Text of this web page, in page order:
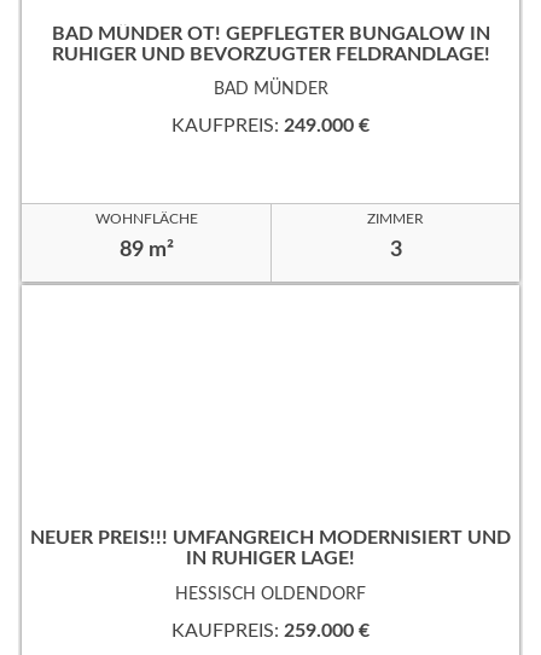
BAD MÜNDER OT! GEPFLEGTER BUNGALOW IN
RUHIGER UND BEVORZUGTER FELDRANDLAGE!
BAD MÜNDER
KAUFPREIS: 249.000 €
WOHNFLÄCHE
89 m²
ZIMMER
3
NEUER PREIS!!! UMFANGREICH MODERNISIERT UND
IN RUHIGER LAGE!
HESSISCH OLDENDORF
KAUFPREIS: 259.000 €